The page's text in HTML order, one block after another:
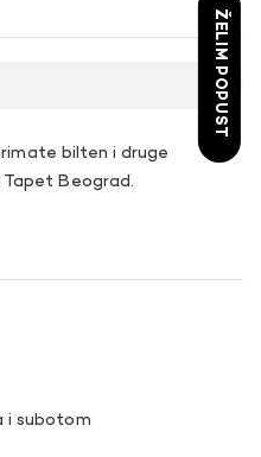
bilten i druge
Beograd.
i subotom
ŽELIM POPUST